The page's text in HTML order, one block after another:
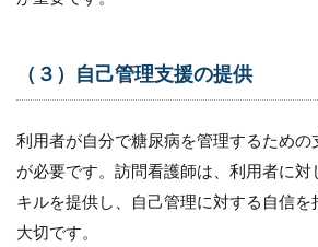
（３）自己管理支援の提供
利用者が自分で糖尿病を管理するための
が必要です。訪問看護師は、利用者に対
キルを提供し、自己管理に対する自信
大切です。